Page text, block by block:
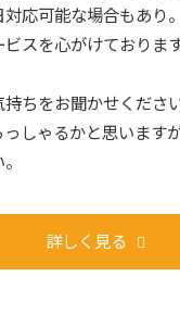
応可能な場合もあり
スを心がけております
持ちをお聞かせくださ
しゃるかと思います
詳しく見る